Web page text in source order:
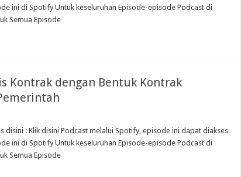
ini di Spotify Untuk keseluruhan Episode-episode Podcast di
Semua Episode
Kontrak dengan Bentuk Kontrak
disini : Klik disini Podcast melalui Spotify, episode ini dapat diakses
ini di Spotify Untuk keseluruhan Episode-episode Podcast di
Semua Episode